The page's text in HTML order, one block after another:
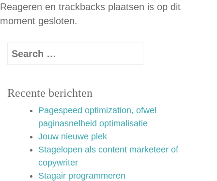
Reageren en trackbacks plaatsen is op dit
moment gesloten.
Recente berichten
Pagespeed optimization, ofwel
paginasnelheid optimalisatie
Jouw nieuwe plek
Stagelopen als content marketeer of
copywriter
Stagair programmeren